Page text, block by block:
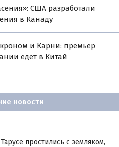
США разработали
в Канаду
и Карни: премьер
едет в Китай
новости
простились с земляком,